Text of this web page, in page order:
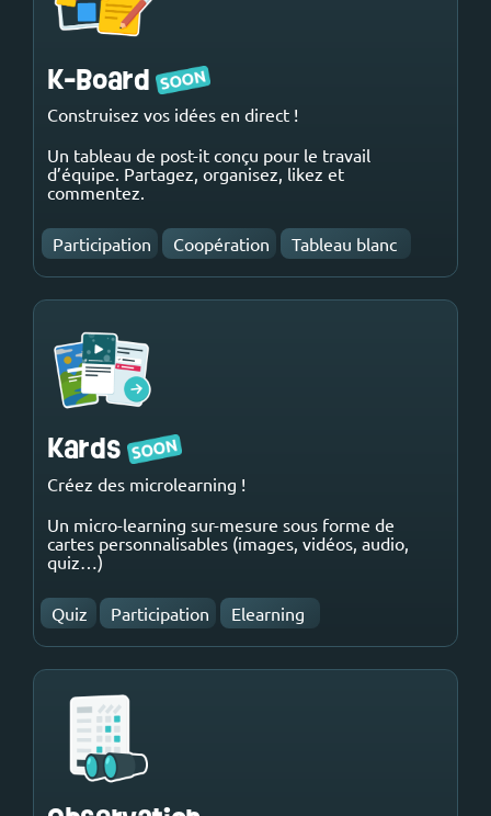
K-Board
Construisez vos idées en direct !
Un tableau de post-it conçu pour le travail
d’équipe. Partagez, organisez, likez et
commentez.
Participation Coopération Tableau blanc
Kards
Créez des microlearning !
Un micro-learning sur-mesure sous forme de
cartes personnalisables (images, vidéos, audio,
quiz…)
Quiz Participation Elearning